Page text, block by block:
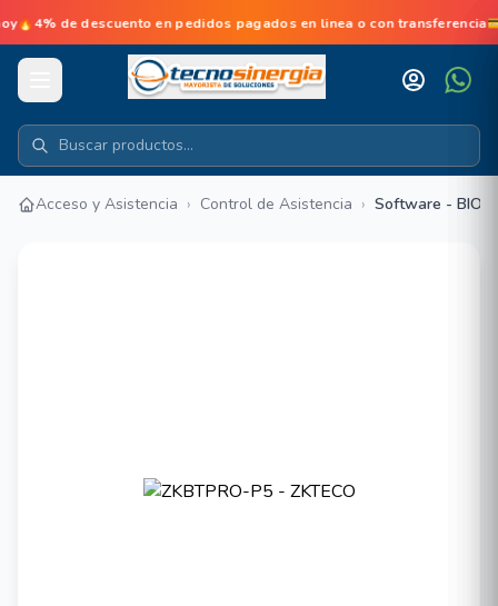
de descuento en pedidos pagados en linea o con
Acceso y Asistencia › Control de Asistencia › Software -